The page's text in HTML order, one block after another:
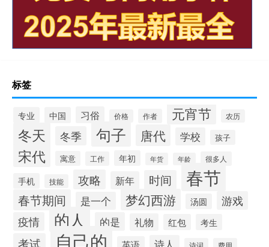
标签
专业 中国 习俗 价格 作者 元宵节 农历
冬天 冬季 句子 唐代 学校 孩子
宋代 寓意 工作 年初 年货 年龄 很多人
手机 技能 攻略 新年 时间 春节
春节期间 是一个 梦幻西游 汤圆
游戏
疫情
的人 的是 礼物 红包 考生
考试 自己的 英语